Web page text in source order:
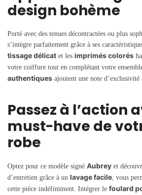
design bohème
Porté avec des tenues décontractées ou plus
s’intègre parfaitement grâce à ses
tissage délicat et les imprimés colorés
votre coiffure tout en complétant votre
authentiques ajoutent une note d’exclusivité
Passez à l’action
must-have de
robe
Optez pour ce modèle signé Aubrey et
d’entretien grâce à un lavage facile , vous
cette pièce indéfiniment. Intégrer le foulard